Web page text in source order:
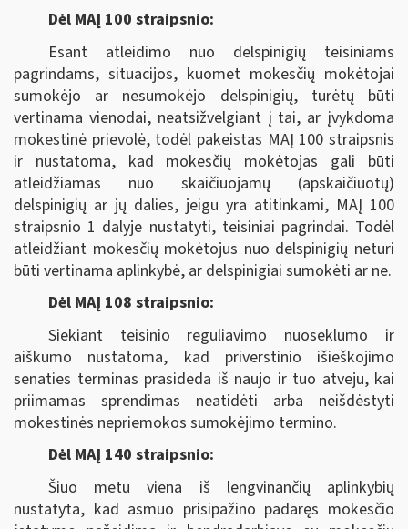
Dėl MAĮ 100 straipsnio:
Esant atleidimo nuo delspinigių teisiniams
pagrindams, situacijos, kuomet mokesčių mokėtojai
sumokėjo ar nesumokėjo delspinigių, turėtų būti
vertinama vienodai, neatsižvelgiant į tai, ar įvykdoma
mokestinė prievolė, todėl pakeistas MAĮ 100 straipsnis
ir nustatoma, kad mokesčių mokėtojas gali būti
atleidžiamas nuo skaičiuojamų (apskaičiuotų)
delspinigių ar jų dalies, jeigu yra atitinkami, MAĮ 100
straipsnio 1 dalyje nustatyti, teisiniai pagrindai. Todėl
atleidžiant mokesčių mokėtojus nuo delspinigių neturi
būti vertinama aplinkybė, ar delspinigiai sumokėti ar ne.
Dėl MAĮ 108 straipsnio:
Siekiant teisinio reguliavimo nuoseklumo ir
aiškumo nustatoma, kad priverstinio išieškojimo
senaties terminas prasideda iš naujo ir tuo atveju, kai
priimamas sprendimas neatidėti arba neišdėstyti
mokestinės nepriemokos sumokėjimo termino.
Dėl MAĮ 140 straipsnio:
Šiuo metu viena iš lengvinančių aplinkybių
nustatyta, kad asmuo prisipažino padaręs mokesčio